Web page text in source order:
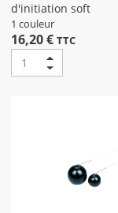
d'initiation soft
1 couleur
16,20 € TTC